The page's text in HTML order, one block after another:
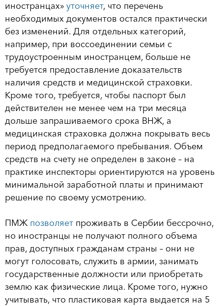
иностранцах» уточняет, что перечень
необходимых документов остался практически
без изменений. Для отдельных категорий,
например, при воссоединении семьи с
трудоустроенным иностранцем, больше не
требуется предоставление доказательств
наличия средств и медицинской страховки.
Кроме того, требуется, чтобы паспорт был
действителен не менее чем на три месяца
дольше запрашиваемого срока ВНЖ, а
медицинская страховка должна покрывать весь
период предполагаемого пребывания. Объем
средств на счету не определен в законе – на
практике инспекторы ориентируются на уровень
минимальной заработной платы и принимают
решение по своему усмотрению.
ПМЖ позволяет проживать в Сербии бессрочно,
но иностранцы не получают полного объема
прав, доступных гражданам страны – они не
могут голосовать, служить в армии, занимать
государственные должности или приобретать
землю как физические лица. Кроме того, нужно
учитывать, что пластиковая карта выдается на 5